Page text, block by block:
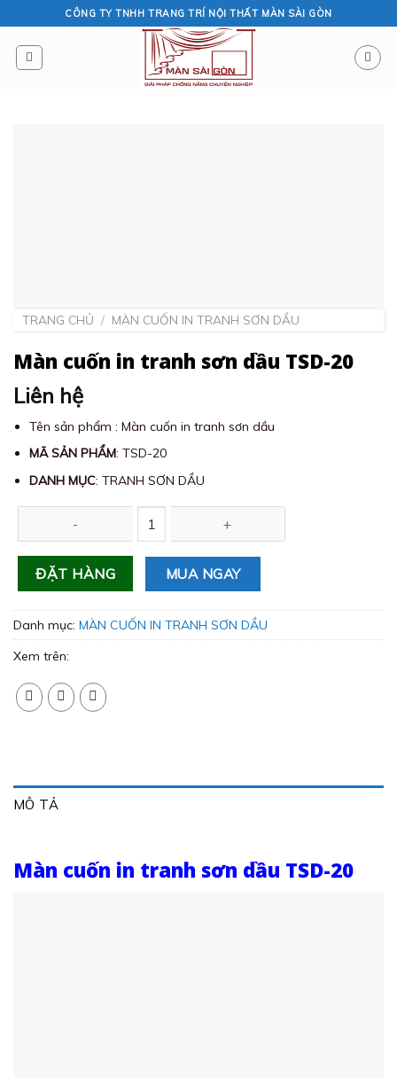
to
content
CÔNG TY TNHH TRANG TRÍ NỘI THẤT MÀN SÀI GÒN
TRANG CHỦ / MÀN CUỐN IN TRANH SƠN DẦU
Màn cuốn in tranh sơn dầu TSD-20
Liên hệ
Tên sản phẩm : Màn cuốn in tranh sơn dầu
MÃ SẢN PHẨM: TSD-20
DANH MỤC: TRANH SƠN DẦU
ĐẶT HÀNG MUA NGAY
Danh mục: MÀN CUỐN IN TRANH SƠN DẦU
Xem trên:
MÔ TẢ
Màn cuốn in tranh sơn dầu TSD-20